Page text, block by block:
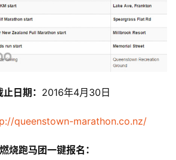
日期： 2016年4月30日
queenstown-marathon.co.nz/
烧跑马团一键报名：